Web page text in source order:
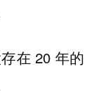
在 20 年的